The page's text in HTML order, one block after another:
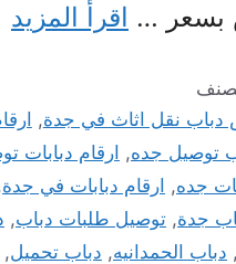
بسعر … اقرأ المزيد
دباب نقل اثاث في جدة,
توصيل جده, ارقام دبابات
جده, ارقام دبابات في جدة
جدة, توصيل طلبات دباب,
, دباب الحمدانيه, دباب تحميل,